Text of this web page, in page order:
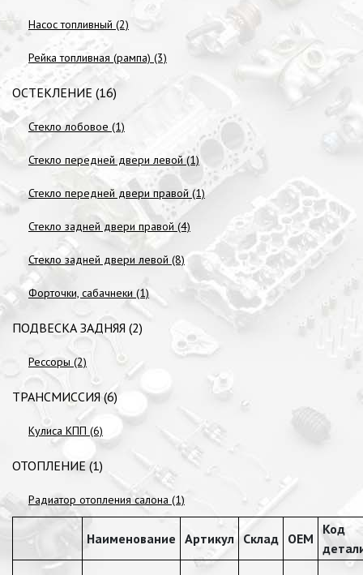
Насос топливный (2)
Рейка топливная (рампа) (3)
ОСТЕКЛЕНИЕ (16)
Стекло лобовое (1)
Стекло передней двери левой (1)
Стекло передней двери правой (1)
Стекло задней двери правой (4)
Стекло задней двери левой (8)
Форточки, сабачнеки (1)
ПОДВЕСКА ЗАДНЯЯ (2)
Рессоры (2)
ТРАНСМИССИЯ (6)
Кулиса КПП (6)
ОТОПЛЕНИЕ (1)
Радиатор отопления салона (1)
Наименование Артикул Склад OEM
Код